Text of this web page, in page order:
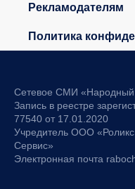
Рекламодателям
Политика
Сетевое СМИ «Народный
Запись в реестре
77540 от 17.01.2020
Учредитель ООО
Сервис»
Электронная почта